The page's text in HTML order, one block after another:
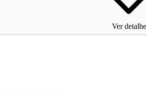
Ver